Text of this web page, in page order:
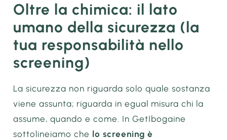
Oltre la chimica: il lato
umano della sicurezza (la
tua responsabilità nello
screening)
La sicurezza non riguarda solo quale sostanza
viene assunta; riguarda in egual misura chi la
assume, quando e come. In GetIbogaine
sottolineiamo che lo screening è